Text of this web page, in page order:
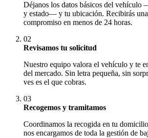
Déjanos los datos básicos del vehículo
y estado— y tu ubicación. Recibirás
compromiso en menos de 24 horas.
02
Revisamos tu solicitud
Nuestro equipo valora el vehículo y te
del mercado. Sin letra pequeña, sin
ves es el que cobras.
03
Recogemos y tramitamos
Coordinamos la recogida en tu
nos encargamos de toda la gestión de